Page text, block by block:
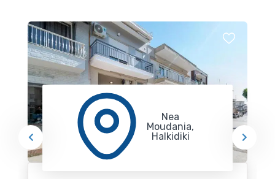
Nea
Moudania,
Halkidiki